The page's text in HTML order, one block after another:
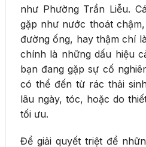
như Phường Trần Liễu.
gặp như nước thoát
đường ống, hay thậm chí
chính là những dấu hiệu
bạn đang gặp sự cố
có thể đến từ rác thải
lâu ngày, tóc, hoặc do
tối ưu.
Để giải quyết triệt để